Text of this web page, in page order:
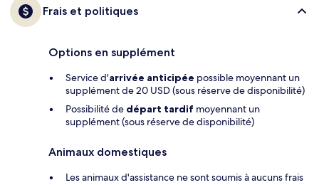
Frais et politiques
Options en supplément
Service d'arrivée anticipée possible moyennant un
supplément de 20 USD (sous réserve de disponibilité)
Possibilité de départ tardif moyennant un
supplément (sous réserve de disponibilité)
Animaux domestiques
Les animaux d'assistance ne sont soumis à aucuns frais